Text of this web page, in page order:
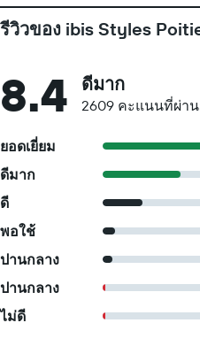
รีวิวของ ibis Styles
8.4 ดีมาก
2609 คะแนนที่ผ่า
ยอดเยี่ยม
ดีมาก
ดี
พอใช้
ปานกลาง
ปานกลาง
ไม่ดี